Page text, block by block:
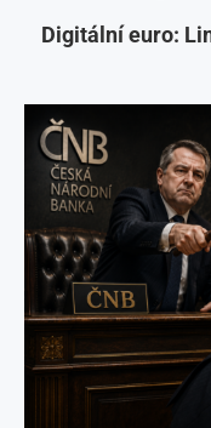
Digitální euro: